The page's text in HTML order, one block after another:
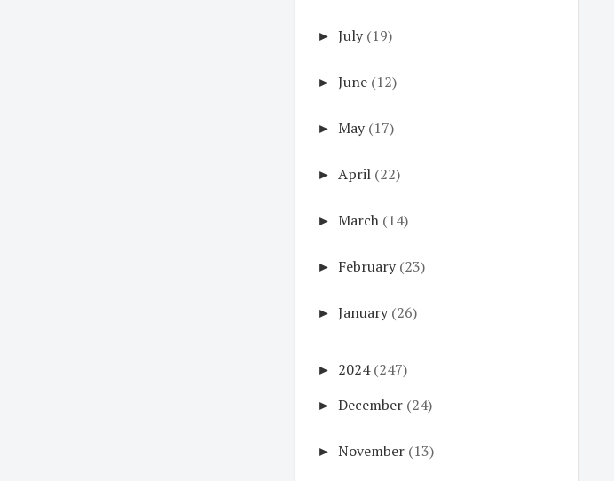
► July (19)
► June (12)
► May (17)
► April (22)
► March (14)
► February (23)
► January (26)
► 2024 (247)
► December (24)
► November (13)